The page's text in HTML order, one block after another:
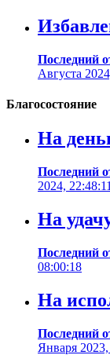
Последний
Августа
Благосостояние
На
Последний
2024, 22:48:11
На
Последний
08:00:18
На
Последний
Января